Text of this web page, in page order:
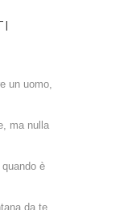
un uomo,
ma nulla
è
da te